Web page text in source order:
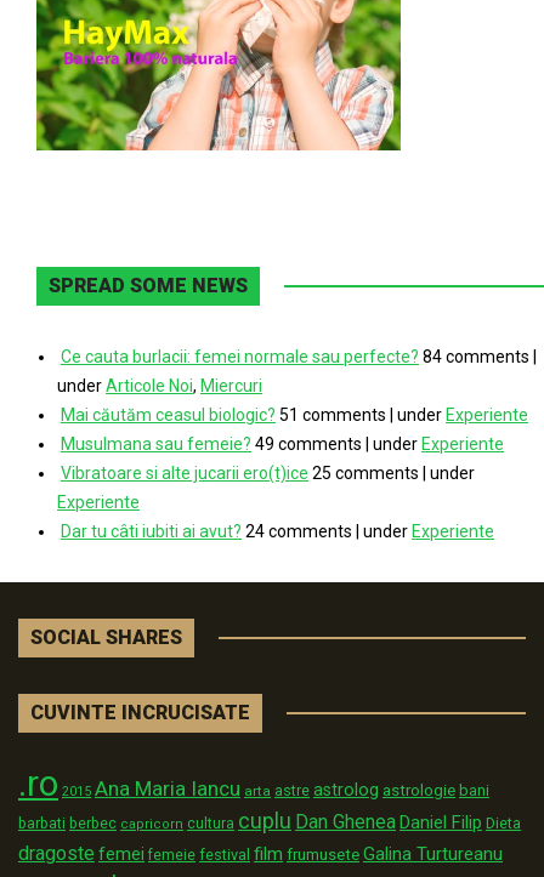
SPREAD SOME NEWS
Ce cauta burlacii: femei normale sau perfecte? 84 comments
underArticole Noi, Miercuri
Mai căutăm ceasul biologic? 51 comments under Experiente
Musulmana sau femeie? 49 comments under Experiente
Vibratoare si alte jucarii ero(t)ice 25 comments
under
Experiente
Dar tu câti iubiti ai avut? 24 comments under Experiente
SOCIAL SHARES
CUVINTE INCRUCISATE
.ro 2015 Ana Maria Iancu arta astre astrolog astrologie bani
barbati berbec capricorn cultura cuplu Dan GheneaDaniel Filip Dieta
dragoste femei femeie festival film frumusete Galina Turtureanu